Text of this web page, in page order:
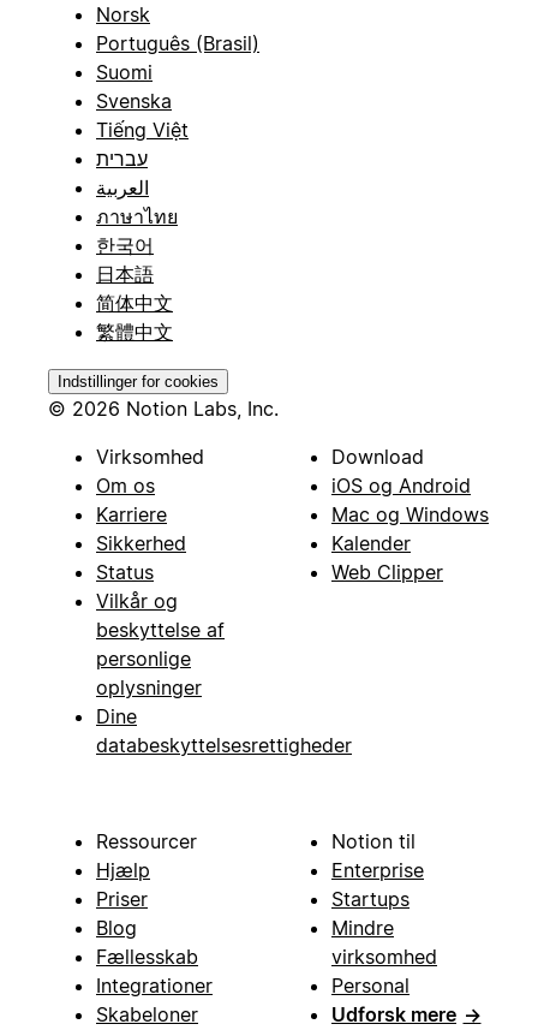
Norsk
Português (Brasil)
Suomi
Svenska
Tiếng Việt
עברית
العربية
ภาษาไทย
한국어
日本語
简体中文
繁體中文
Indstillinger for cookies
© 2026 Notion Labs, Inc.
Virksomhed
Om os
Karriere
Sikkerhed
Status
Vilkår og
beskyttelse af
personlige
oplysninger
Dine
databeskyttelsesrettigheder
Download
iOS og Android
Mac og Windows
Kalender
Web Clipper
Ressourcer
Hjælp
Priser
Blog
Fællesskab
Integrationer
Skabeloner
Notion til
Enterprise
Startups
Mindre
virksomhed
Personal
Udforsk mere →